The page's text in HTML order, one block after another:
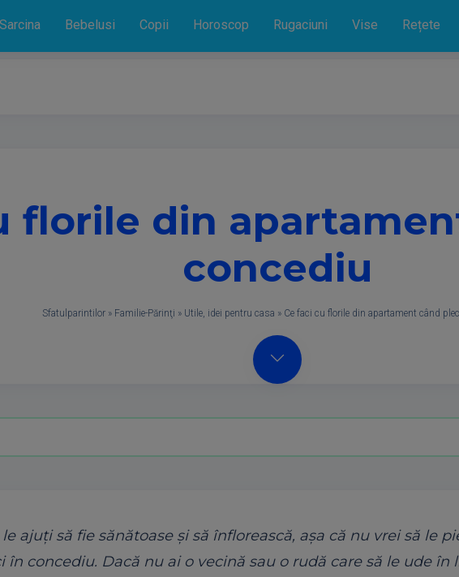
Sarcina Bebelusi Copii Horoscop Rugaciuni Vise Rețete
florile din
concediu
Sfatulparintilor» Familie-Părinţi » Utile, idei pentru casa » Ce faci cu florile din apartament când
ajuți să fie sănătoase și să înflorească, așa că nu vrei să le
concediu. Dacă nu ai o vecină sau o rudă care să le ude în